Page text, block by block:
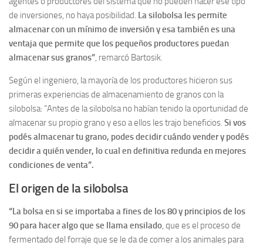
de inversiones, no haya posibilidad. La silobolsa les permite
almacenar con un mínimo de inversión y esa también es una
ventaja que permite que los pequeños productores puedan
almacenar sus granos”, remarcó Bartosik.
Según el ingeniero, la mayoría de los productores hicieron sus
primeras experiencias de almacenamiento de granos con la
silobolsa: “Antes de la silobolsa no habían tenido la oportunidad de
almacenar su propio grano y eso a ellos les trajo beneficios. Si vos
podés almacenar tu grano, podes decidir cuándo vender y podés
decidir a quién vender, lo cual en definitiva redunda en mejores
condiciones de venta”.
El origen de la silobolsa
“La bolsa en si se importaba a fines de los 80 y principios de los
90 para hacer algo que se llama ensilado, que es el proceso de
fermentado del forraje que se le da de comer a los animales para